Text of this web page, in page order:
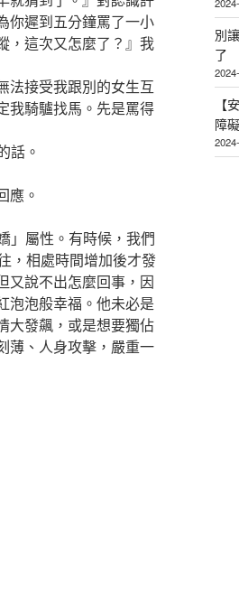
你遲到五分鐘罵了一小
，這次又怎麼了？』我
法接受我跟別的女生互
我騎驢找馬。先是罵得
話。
應。
」屬性。有時候，我們
，相處時間增加後才發
又說不出怎麼回事，因
泡泡般幸福。他未必是
大發飆，或是想要獨佔
薄、人身攻擊，嚴重一
別
了
【
障